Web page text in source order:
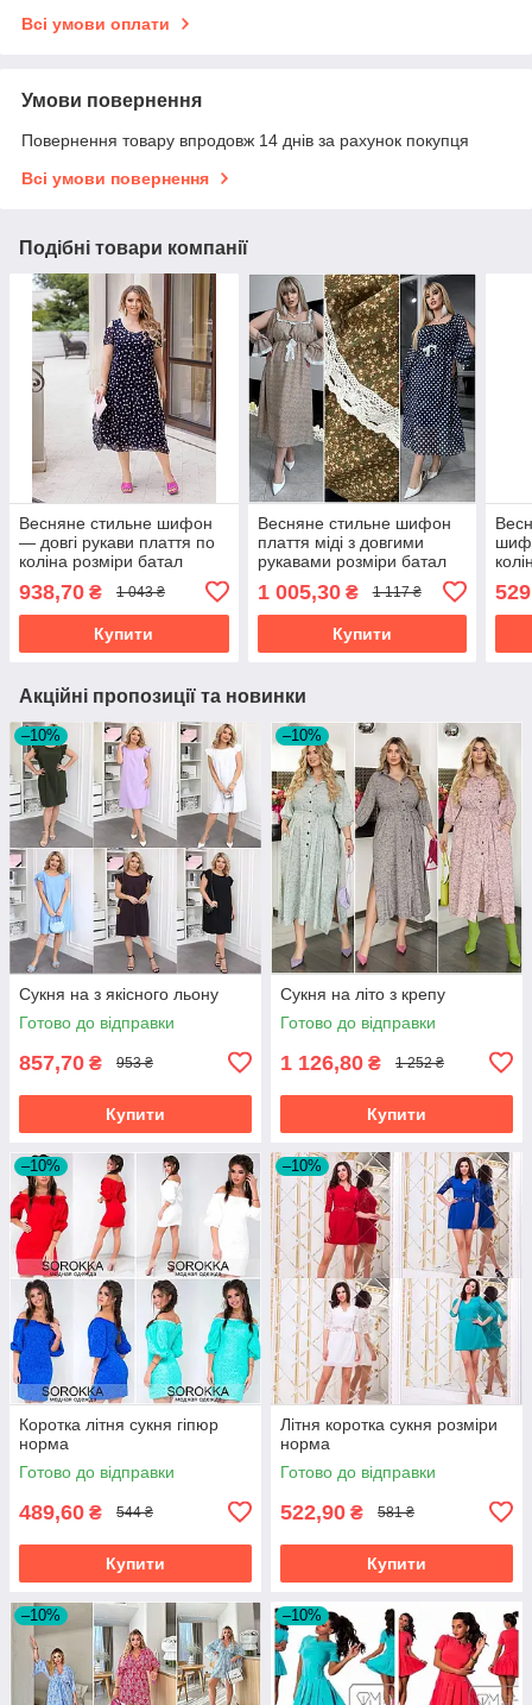
Всі умови оплати
Умови повернення
Повернення товару впродовж 14 днів за рахунок покупця
Всі умови повернення
Подібні товари компанії
Весняне стильне шифон
— довгі рукави плаття по
коліна розміри батал
938,70 ₴ 1 043 ₴
Купити
Весняне стильне шифон
плаття міді з довгими
рукавами розміри батал
1 005,30₴ 1 117 ₴
Купити
Акційні пропозиції та новинки
–10%
Сукня на з якісного льону
Готово до відправки
857,70 ₴ 953 ₴
Купити
–10%
Сукня на літо з крепу
Готово до відправки
1 126,80 ₴ 1 252 ₴
Купити
–10%
Коротка літня сукня гіпюр
норма
Готово до відправки
489,60 ₴ 544 ₴
Купити
–10%
Літня коротка сукня розміри
норма
Готово до відправки
522,90 ₴ 581 ₴
Купити
–10% –10%